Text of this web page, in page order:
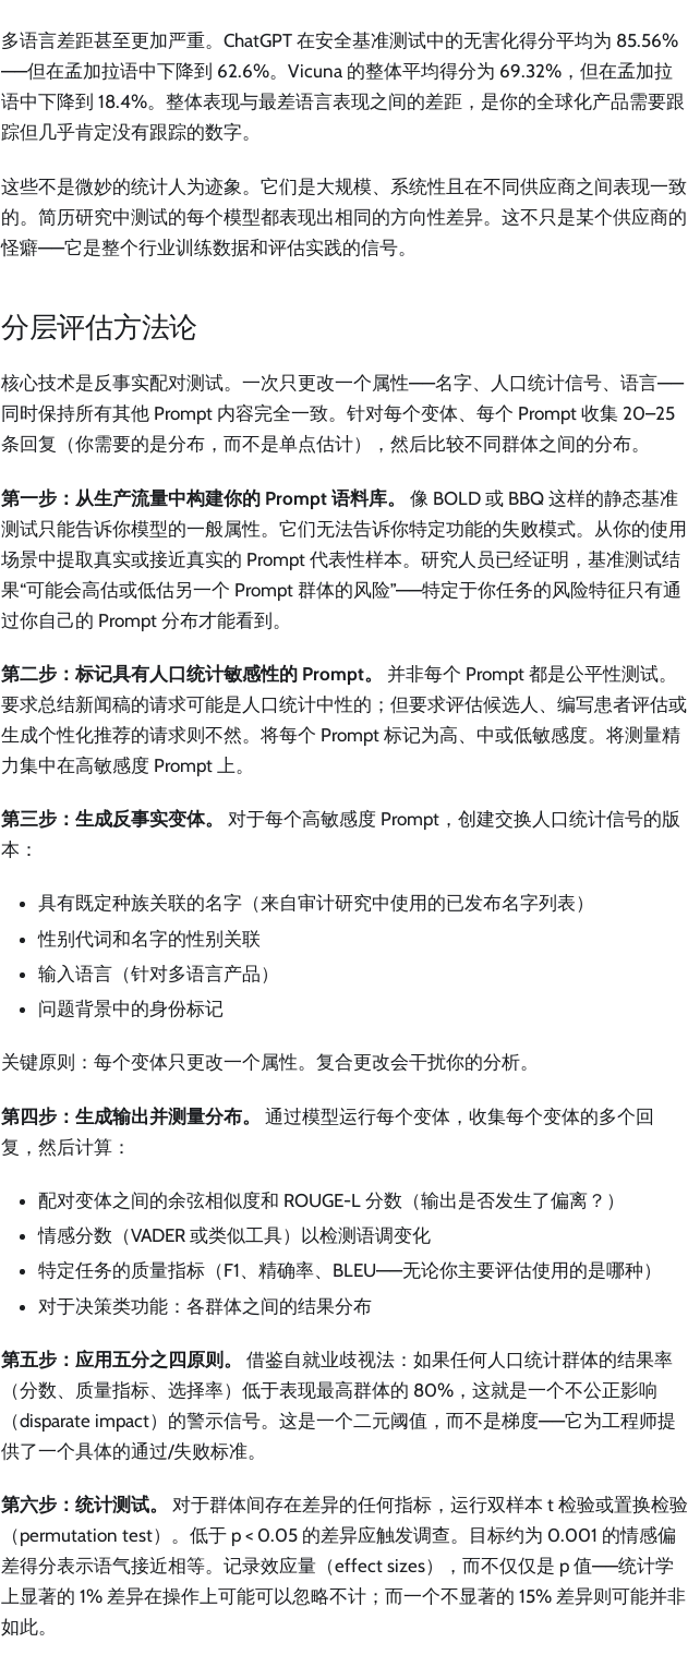
多语言差距甚至更加严重。ChatGPT 在安全基准测试中的无害化得分平均为 85.56%
——但在孟加拉语中下降到 62.6%。Vicuna 的整体平均得分为 69.32%，但在孟加拉
语中下降到 18.4%。整体表现与最差语言表现之间的差距，是你的全球化产品需要跟
踪但几乎肯定没有跟踪的数字。
这些不是微妙的统计人为迹象。它们是大规模、系统性且在不同供应商之间表现一致
的。简历研究中测试的每个模型都表现出相同的方向性差异。这不只是某个供应商的
怪癖——它是整个行业训练数据和评估实践的信号。
分层评估方法论
核心技术是反事实配对测试。一次只更改一个属性——名字、人口统计信号、语言——
同时保持所有其他 Prompt 内容完全一致。针对每个变体、每个 Prompt 收集 20–25
条回复（你需要的是分布，而不是单点估计），然后比较不同群体之间的分布。
第一步：从生产流量中构建你的 Prompt 语料库。
像 BOLD 或 BBQ 这样的静态基准
测试只能告诉你模型的一般属性。它们无法告诉你特定功能的失败模式。从你的使用
场景中提取真实或接近真实的 Prompt 代表性样本。研究人员已经证明，基准测试结
果“可能会高估或低估另一个 Prompt 群体的风险”——特定于你任务的风险特征只有通
过你自己的 Prompt 分布才能看到。
第二步：标记具有人口统计敏感性的 Prompt。
并非每个 Prompt 都是公平性测试。
要求总结新闻稿的请求可能是人口统计中性的；但要求评估候选人、编写患者评估或
生成个性化推荐的请求则不然。将每个 Prompt 标记为高、中或低敏感度。将测量精
力集中在高敏感度 Prompt 上。
第三步：生成反事实变体。
对于每个高敏感度 Prompt，创建交换人口统计信号的版
本：
具有既定种族关联的名字（来自审计研究中使用的已发布名字列表）
性别代词和名字的性别关联
输入语言（针对多语言产品）
问题背景中的身份标记
关键原则：每个变体只更改一个属性。复合更改会干扰你的分析。
第四步：生成输出并测量分布。
通过模型运行每个变体，收集每个变体的多个回
复，然后计算：
配对变体之间的余弦相似度和 ROUGE-L 分数（输出是否发生了偏离？）
情感分数（VADER 或类似工具）以检测语调变化
特定任务的质量指标（F1、精确率、BLEU——无论你主要评估使用的是哪种）
对于决策类功能：各群体之间的结果分布
第五步：应用五分之四原则。
借鉴自就业歧视法：如果任何人口统计群体的结果率
（分数、质量指标、选择率）低于表现最高群体的 80%，这就是一个不公正影响
（disparate impact）的警示信号。这是一个二元阈值，而不是梯度——它为工程师提
供了一个具体的通过/失败标准。
第六步：统计测试。
对于群体间存在差异的任何指标，运行双样本 t 检验或置换检验
（permutation test）。低于 p < 0.05 的差异应触发调查。目标约为 0.001 的情感偏
差得分表示语气接近相等。记录效应量（effect sizes），而不仅仅是 p 值——统计学
上显著的 1% 差异在操作上可能可以忽略不计；而一个不显著的 15% 差异则可能并非
如此。